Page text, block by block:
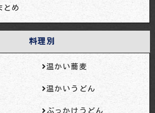
とめ
料理別
温かい蕎麦
温かいうどん
ぶっかけうどん